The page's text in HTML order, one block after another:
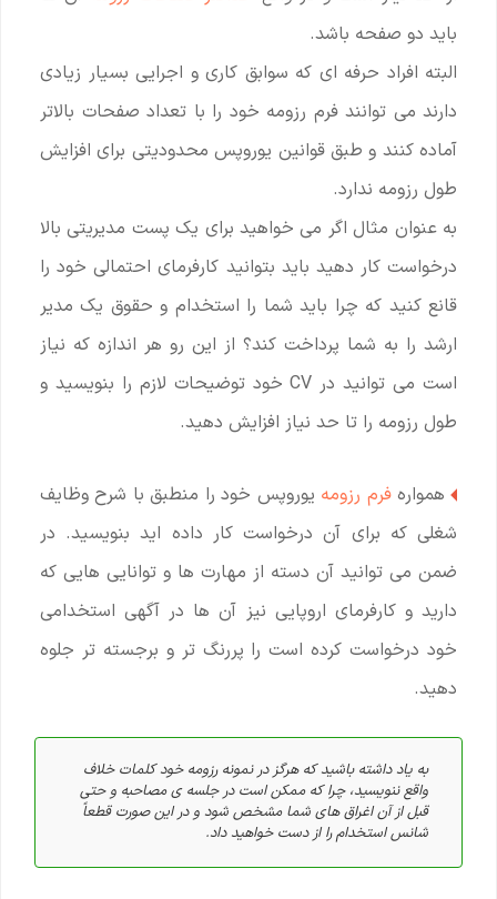
باید دو صفحه باشد.
البته افراد حرفه ای که سوابق کاری و اجرایی بسیار زیادی
دارند می توانند فرم رزومه خود را با تعداد صفحات بالاتر
آماده کنند و طبق قوانین یوروپس محدودیتی برای افزایش
طول رزومه ندارد.
به عنوان مثال اگر می خواهید برای یک پست مدیریتی بالا
درخواست کار دهید باید بتوانید کارفرمای احتمالی خود را
قانع کنید که چرا باید شما را استخدام و حقوق یک مدیر
ارشد را به شما پرداخت کند؟ از این رو هر اندازه که نیاز
است می توانید در CV خود توضیحات لازم را بنویسید و
طول رزومه را تا حد نیاز افزایش دهید.
هموارهفرم رزومه یوروپس خود را منطبق با شرح وظایف
شغلی که برای آن درخواست کار داده اید بنویسید. در
ضمن می توانید آن دسته از مهارت ها و توانایی هایی که
دارید و کارفرمای اروپایی نیز آن ها در آگهی استخدامی
خود درخواست کرده است را پررنگ تر و برجسته تر جلوه
دهید.
به یاد داشته باشید که هرگز در نمونه رزومه خود کلمات خلاف
واقع ننویسید، چرا که ممکن است در جلسه ی مصاحبه و حتی
قبل از آن اغراق های شما مشخص شود و در این صورت قطعاً
شانس استخدام را از دست خواهید داد.